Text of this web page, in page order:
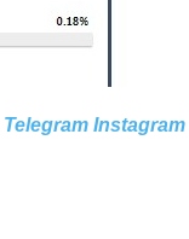
Telegram Instagram